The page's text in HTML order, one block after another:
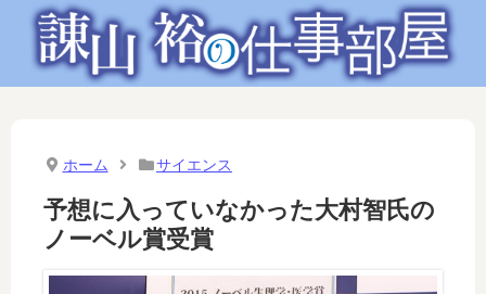
ホーム サイエンス
予想に入っていなかった大村智氏の
ノーベル賞受賞